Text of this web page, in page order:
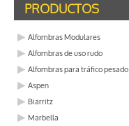
PRODUCTOS
Alfombras Modulares
Alfombras de uso rudo
Alfombras para tráfico pesado
Aspen
Biarritz
Marbella